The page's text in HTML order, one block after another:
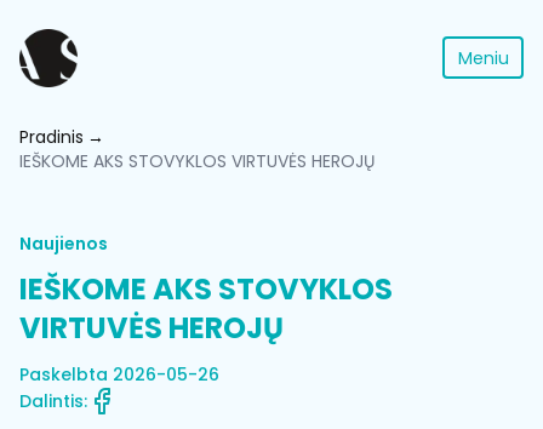
Meniu
Pradinis
IEŠKOME AKS STOVYKLOS VIRTUVĖS HEROJŲ
Naujienos
IEŠKOME AKS STOVYKLOS
VIRTUVĖS HEROJŲ
Paskelbta 2026-05-26
Dalintis: